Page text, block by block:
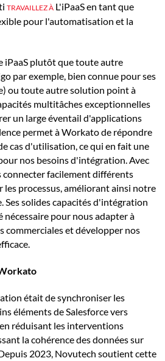
TRAVAILLEZ ÀL'iPaaS en tant que
pour l'automatisation et la
iPaaS plutôt que toute autre
par exemple, bien connue pour ses
ou toute autre solution point à
multitâches exceptionnelles
un large éventail d'applications
permet à Workato de répondre
cas d'utilisation, ce qui en fait une
nos besoins d'intégration. Avec
facilement différents
les processus, améliorant ainsi notre
Ses solides capacités d'intégration
pour nous adapter à
commerciales et développer nos
était de synchroniser les
éléments de Salesforce vers
réduisant les interventions
la cohérence des données sur
2023, Novutech soutient cette